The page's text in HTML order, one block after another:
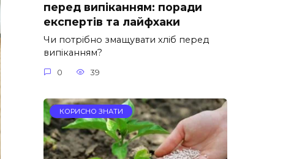
перед випіканням: поради
експертів та лайфхаки
Чи потрібно змащувати хліб перед
випіканням?
0 39
КОРИСНО ЗНАТИ